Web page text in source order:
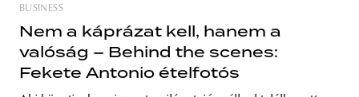
BUSINESS
Nem a káprázat kell, hanem a
valóság – Behind the scenes:
Fekete Antonio ételfotós